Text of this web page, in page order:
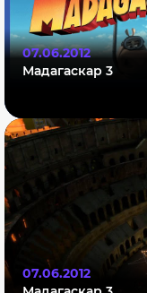
07.06.2012
Мадагаскар 3
07.06.2012